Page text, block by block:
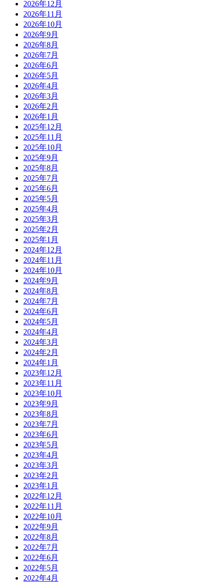
2026年12月
2026年11月
2026年10月
2026年9月
2026年8月
2026年7月
2026年6月
2026年5月
2026年4月
2026年3月
2026年2月
2026年1月
2025年12月
2025年11月
2025年10月
2025年9月
2025年8月
2025年7月
2025年6月
2025年5月
2025年4月
2025年3月
2025年2月
2025年1月
2024年12月
2024年11月
2024年10月
2024年9月
2024年8月
2024年7月
2024年6月
2024年5月
2024年4月
2024年3月
2024年2月
2024年1月
2023年12月
2023年11月
2023年10月
2023年9月
2023年8月
2023年7月
2023年6月
2023年5月
2023年4月
2023年3月
2023年2月
2023年1月
2022年12月
2022年11月
2022年10月
2022年9月
2022年8月
2022年7月
2022年6月
2022年5月
2022年4月